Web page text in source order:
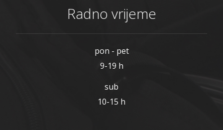
Radno vrijeme
pon - pet
9-19 h
sub
10-15 h